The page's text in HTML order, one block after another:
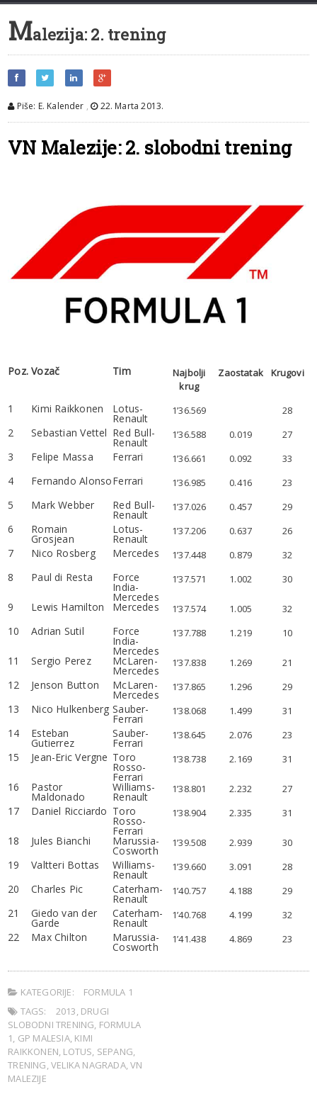
Malezija: 2. trening
Piše: E. Kalender , 22. Marta 2013.
VN Malezije: 2. slobodni trening
Poz. Vozač Tim
Najbolji
krug
Zaostatak Krugovi
1 Kimi Raikkonen Lotus-
Renault
1’36.569 28
2 Sebastian Vettel Red Bull-
Renault
1’36.588 0.019 27
3 Felipe Massa Ferrari 1’36.661 0.092 33
4 Fernando AlonsoFerrari 1’36.985 0.416 23
5 Mark Webber Red Bull-
Renault
1’37.026 0.457 29
6 Romain
Grosjean
Lotus-
Renault
1’37.206 0.637 26
7 Nico Rosberg Mercedes 1’37.448 0.879 32
8 Paul di Resta Force
India-
Mercedes
1’37.571 1.002 30
9 Lewis Hamilton Mercedes 1’37.574 1.005 32
10 Adrian Sutil Force
India-
Mercedes
1’37.788 1.219 10
11 Sergio Perez McLaren-
Mercedes
1’37.838 1.269 21
12 Jenson Button McLaren-
Mercedes
1’37.865 1.296 29
13 Nico Hulkenberg Sauber-
Ferrari
1’38.068 1.499 31
14 Esteban
Gutierrez
Sauber-
Ferrari
1’38.645 2.076 23
15 Jean-Eric Vergne Toro
Rosso-
Ferrari
1’38.738 2.169 31
16 Pastor
Maldonado
Williams-
Renault
1’38.801 2.232 27
17 Daniel Ricciardo Toro
Rosso-
Ferrari
1’38.904 2.335 31
18 Jules Bianchi Marussia-
Cosworth
1’39.508 2.939 30
19 Valtteri Bottas Williams-
Renault
1’39.660 3.091 28
20 Charles Pic Caterham-
Renault
1’40.757 4.188 29
21 Giedo van der
Garde
Caterham-
Renault
1’40.768 4.199 32
22 Max Chilton Marussia-
Cosworth
1’41.438 4.869 23
KATEGORIJE:
FORMULA 1
TAGS:
2013, DRUGI
SLOBODNI TRENING, FORMULA
1, GP MALESIA, KIMI
RAIKKONEN, LOTUS, SEPANG,
TRENING,VELIKA NAGRADA,VN
MALEZIJE